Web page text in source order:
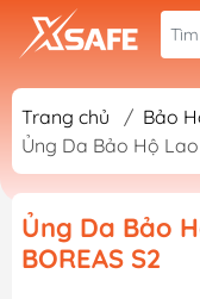
Trang chủ / Bảo
Ủng Da Bảo Hộ Lao
Ủng Da Bảo
BOREAS S2